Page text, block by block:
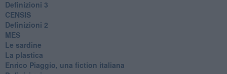
Definizioni 3
CENSIS
​Definizioni 2
MES
Le sardine
La plastica
​Enrico Piaggio, una fiction italiana